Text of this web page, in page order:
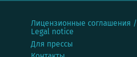
Лицензионные соглашения /
Legal notice
Для прессы